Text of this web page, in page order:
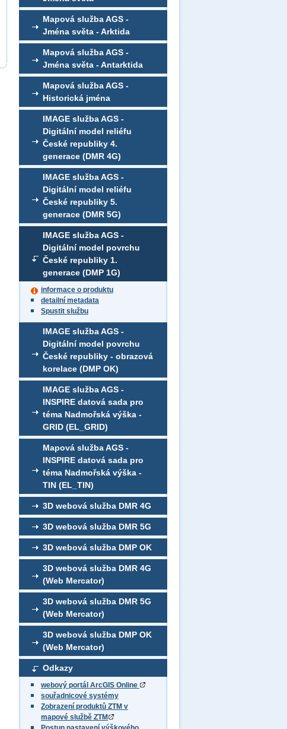
Mapová služba AGS -
Jména světa - Arktida
Mapová služba AGS -
Jména světa - Antarktida
Mapová služba AGS -
Historická jména
IMAGE služba AGS -
Digitální model reliéfu
České republiky 4.
generace (DMR 4G)
IMAGE služba AGS -
Digitální model reliéfu
České republiky 5.
generace (DMR 5G)
IMAGE služba AGS -
Digitální model povrchu
České republiky 1.
generace (DMP 1G)
informace o produktu
detailní metadata
Spustit službu
IMAGE služba AGS -
Digitální model povrchu
České republiky - obrazová
korelace (DMP OK)
IMAGE služba AGS -
INSPIRE datová sada pro
téma Nadmořská výška -
GRID (EL_GRID)
Mapová služba AGS -
INSPIRE datová sada pro
téma Nadmořská výška -
TIN (EL_TIN)
3D webová služba DMR 4G
3D webová služba DMR 5G
3D webová služba DMP OK
3D webová služba DMR 4G
(Web Mercator)
3D webová služba DMR 5G
(Web Mercator)
3D webová služba DMP OK
(Web Mercator)
Odkazy
webový portál ArcGIS Online
souřadnicové systémy
Zobrazení produktů ZTM v
mapové službě ZTM